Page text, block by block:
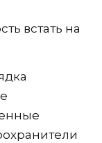
встать на